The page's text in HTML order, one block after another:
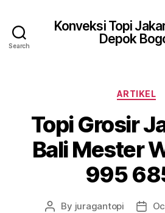
Search
Konveksi Topi
Depok
ARTIKEL
Topi Grosir
Bali Mester
995
Post
By juragantopi
Post